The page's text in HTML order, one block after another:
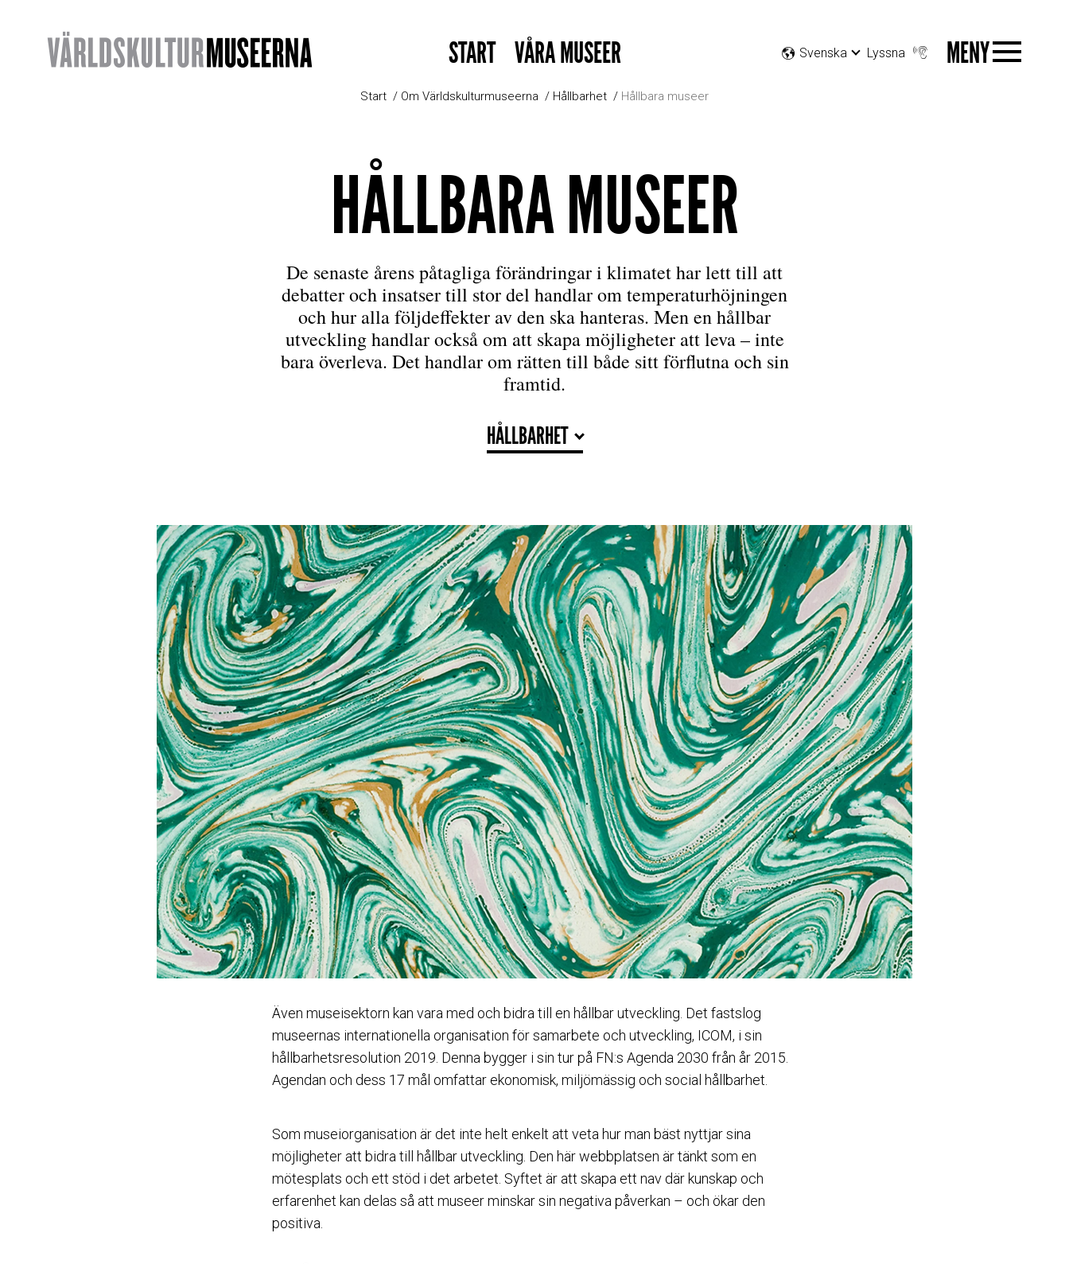
START VÅRA MUSEER Svenska Lyssna MENY
Start Om Världskulturmuseerna Hållbarhet Hållbara museer
HÅLLBARA MUSEER
De senaste årens påtagliga förändringar i klimatet har lett till att
debatter och insatser till stor del handlar om temperaturhöjningen
och hur alla följdeffekter av den ska hanteras. Men en hållbar
utveckling handlar också om att skapa möjligheter att leva – inte
bara överleva. Det handlar om rätten till både sitt förflutna och sin
framtid.
HÅLLBARHET
Även museisektorn kan vara med och bidra till en hållbar utveckling. Det fastslog
museernas internationella organisation för samarbete och utveckling, ICOM, i sin
hållbarhetsresolution 2019. Denna bygger i sin tur på FN:s Agenda 2030 från år 2015.
Agendan och dess 17 mål omfattar ekonomisk, miljömässig och social hållbarhet.
Som museiorganisation är det inte helt enkelt att veta hur man bäst nyttjar sina
möjligheter att bidra till hållbar utveckling. Den här webbplatsen är tänkt som en
mötesplats och ett stöd i det arbetet. Syftet är att skapa ett nav där kunskap och
erfarenhet kan delas så att museer minskar sin negativa påverkan – och ökar den
positiva.